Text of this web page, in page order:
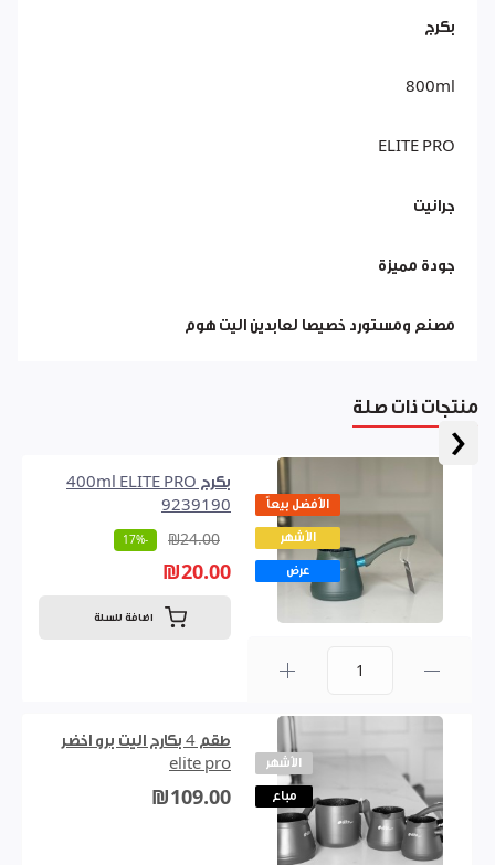
‹
بكرج
800ml
ELITE PRO
جرانيت
جودة مميزة
مصنع ومستورد خصيصا لعابدين اليت هوم
منتجات ذات صلة
الأفضل بيعاً
الأشهر
عرض
بكرج 400ml ELITE PRO
9239190
₪24.00
-17%
₪20.00
اضافة للسلة
الأشهر
مباع
طقم 4 بكارج اليت برو اخضر
elite pro
₪109.00